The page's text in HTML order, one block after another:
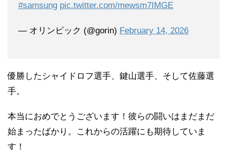
#samsung pic.twitter.com/mewsm7IMGE
— オリンピック (@gorin) February 14, 2026
優勝したシャイドロフ選手、鍵山選手、そして佐藤選
手。
本当におめでとうございます！彼らの闘いはまだまだ
始まったばかり。これからの活躍にも期待していま
す！